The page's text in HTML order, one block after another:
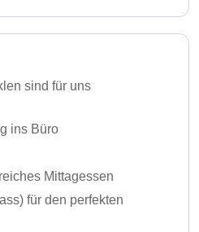
sind für uns
ins Büro
Mittagessen
für den perfekten